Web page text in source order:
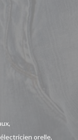
électricien orelle